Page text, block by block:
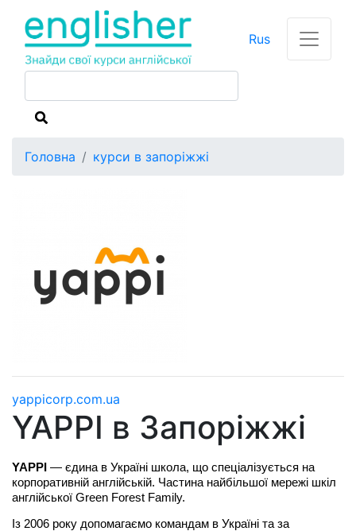
Rus
Головна курси в запоріжжі
yappicorp.com.ua
YAPPI в Запоріжжі
YAPPI — єдина в Україні школа, що спеціалізується на
корпоративній англійській. Частина найбільшої мережі шкіл
англійської Green Forest Family.
Із 2006 року допомагаємо командам в Україні та за